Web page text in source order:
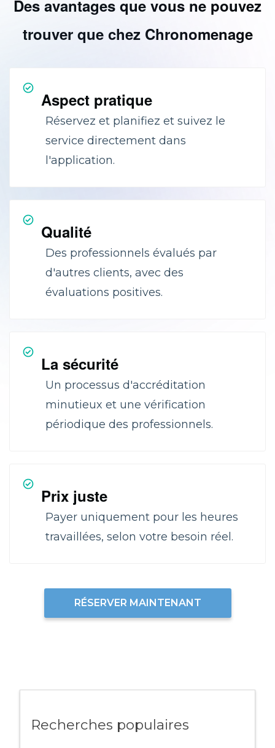
Des avantages que vous ne pouvez
trouver que chez Chronomenage
Aspect pratique
Réservez et planifiez et suivez le
service directement dans
l'application.
Qualité
Des professionnels évalués par
d'autres clients, avec des
évaluations positives.
La sécurité
Un processus d'accréditation
minutieux et une vérification
périodique des professionnels.
Prix juste
Payer uniquement pour les heures
travaillées, selon votre besoin réel.
RÉSERVER MAINTENANT
Recherches populaires